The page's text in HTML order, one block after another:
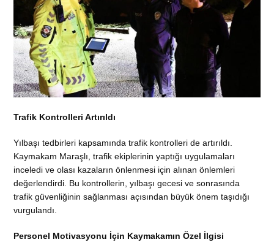
Trafik Kontrolleri Artırıldı
Yılbaşı tedbirleri kapsamında trafik kontrolleri de artırıldı.
Kaymakam Maraşlı, trafik ekiplerinin yaptığı uygulamaları
inceledi ve olası kazaların önlenmesi için alınan önlemleri
değerlendirdi. Bu kontrollerin, yılbaşı gecesi ve sonrasında
trafik güvenliğinin sağlanması açısından büyük önem taşıdığı
vurgulandı.
Personel Motivasyonu İçin Kaymakamın Özel İlgisi